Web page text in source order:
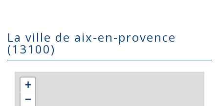
la ville de aix-en-provence
(13100)
+
−